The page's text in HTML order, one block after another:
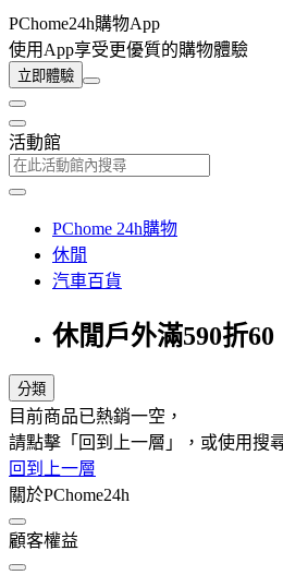
PChome24h購物App
使用App享受更優質的購物體驗
立即體驗
活動館
PChome 24h購物
休閒
汽車百貨
休閒戶外滿590折60
分類
目前商品已熱銷一空，
請點擊「回到上一層」，或使用搜
回到上一層
關於PChome24h
顧客權益